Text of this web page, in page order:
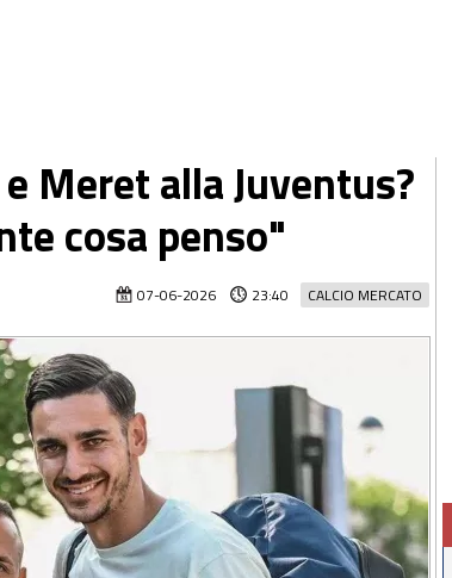
Meret alla Juventus?
cosa penso"
CALCIO MERCATO
07-06-2026 23:40